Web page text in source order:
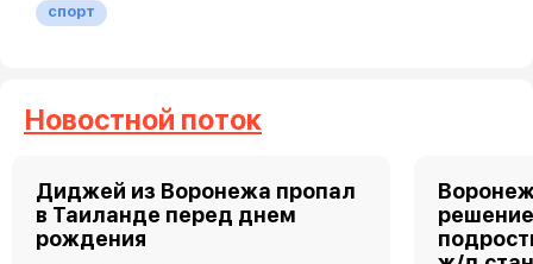
спорт
Новостной поток
Диджей из Воронежа пропал
в Таиланде перед днем
рождения